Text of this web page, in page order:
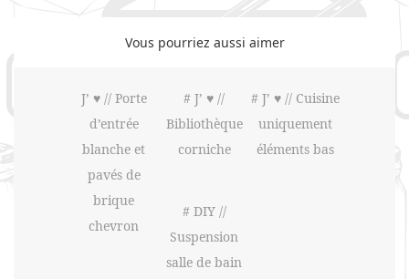
Vous pourriez aussi aimer
J’ ♥ // Porte
d’entrée
blanche et
pavés de
brique
chevron
# J’ ♥ //
Bibliothèque
corniche
# J’ ♥ // Cuisine
uniquement
éléments bas
# DIY //
Suspension
salle de bain